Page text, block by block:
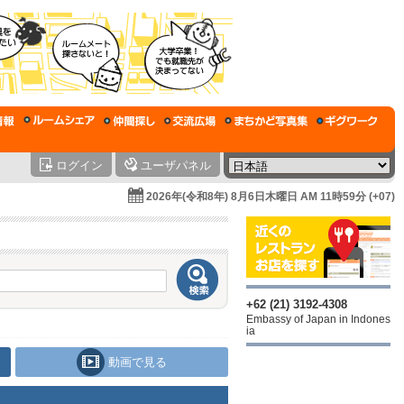
ログイン ユーザパネル
2026年(令和8年) 8月6日木曜日 AM 11時59分 (+07)
動画で見る
+62 (21) 3192-4308
Embassy of Japan in Indones
ia